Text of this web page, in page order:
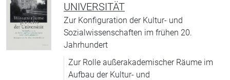
UNIVERSITÄT
Zur Konfiguration der Kultur- und
Sozialwissenschaften im frühen 20.
Jahrhundert
Zur Rolle außerakademischer Räume im
Aufbau der Kultur- und